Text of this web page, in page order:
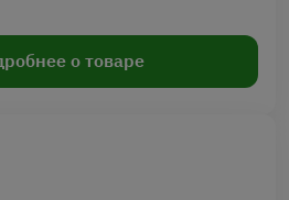
о товаре